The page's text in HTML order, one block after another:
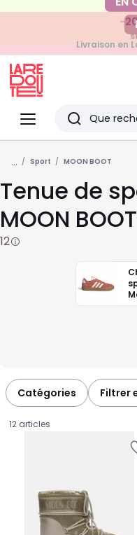
-
Livraison en
pour
Menu
Redoute
Rechercher
Derniers
articles
vus
... Sport MOON BOOT
Tenue de
MOON BOOT
12
Catégories Filtrer
12 articles